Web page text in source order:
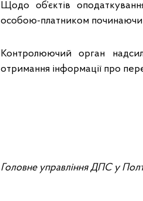
Щодо об’єктів
особою-платником починаючи
Контролюючий орган
отримання інформації про
Головне управління ДПС у